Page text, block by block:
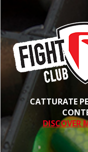
CATTURATE
DISCOVER